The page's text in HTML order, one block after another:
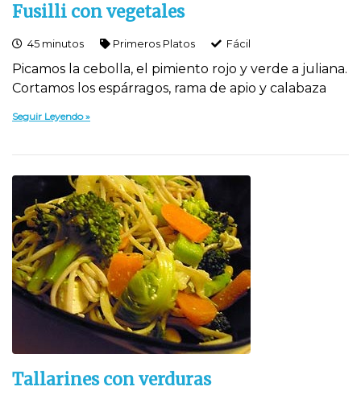
Fusilli con vegetales
45 minutos Primeros Platos Fácil
Picamos la cebolla, el pimiento rojo y verde a juliana.
Cortamos los espárragos, rama de apio y calabaza
Seguir Leyendo
Tallarines con verduras